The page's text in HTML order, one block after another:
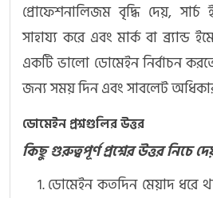
প্রোফেশনালিজম বৃদ্ধি দেয়, সার্চ
সাহায্য করে এবং মার্ক বা ব্র্যান্ড
একটি ভালো ডোমেইন নির্বাচন
জন্য সময় দিন এবং সাবলেট
ডোমেইন প্রশ্নগুলির উত্তর
কিছু গুরুত্বপূর্ণ প্রশ্নের উত্তর নিচে
ডোমেইন কতদিন মেয়াদ ধরে